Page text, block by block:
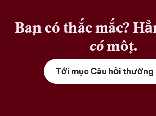
Bạn có thắc mắc?
cómột.
Tới mục Câu hỏi thường